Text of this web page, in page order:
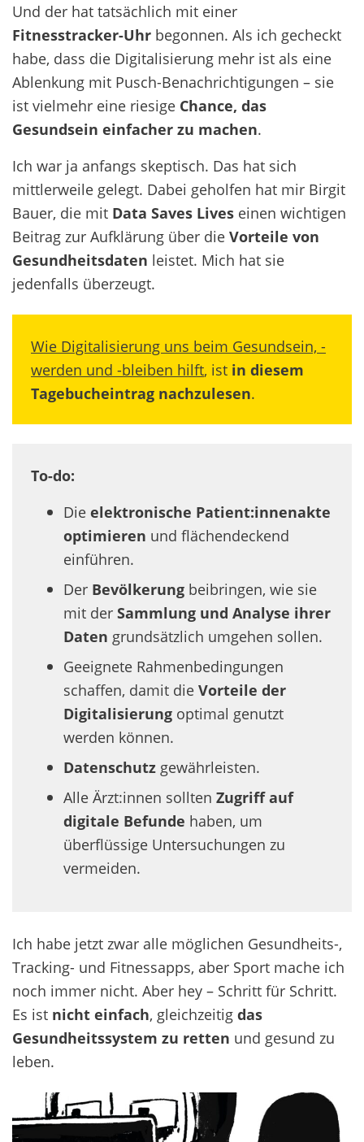
Und der hat tatsächlich mit einer
Fitnesstracker-Uhr begonnen. Als ich gecheckt
habe, dass die Digitalisierung mehr ist als eine
Ablenkung mit Pusch-Benachrichtigungen – sie
ist vielmehr eine riesige Chance, das
Gesundsein einfacher zu machen.
Ich war ja anfangs skeptisch. Das hat sich
mittlerweile gelegt. Dabei geholfen hat mir Birgit
Bauer, die mit Data Saves Lives einen wichtigen
Beitrag zur Aufklärung über die Vorteile von
Gesundheitsdaten leistet. Mich hat sie
jedenfalls überzeugt.
Wie Digitalisierung uns beim Gesundsein, -
werden und -bleiben hilft, ist in diesem
Tagebucheintrag nachzulesen.
To-do:
Die elektronische Patient:innenakte
optimieren und flächendeckend
einführen.
Der Bevölkerung beibringen, wie sie
mit der Sammlung und Analyse ihrer
Daten grundsätzlich umgehen sollen.
Geeignete Rahmenbedingungen
schaffen, damit die Vorteile der
Digitalisierung optimal genutzt
werden können.
Datenschutz gewährleisten.
Alle Ärzt:innen sollten Zugriff auf
digitale Befunde haben, um
überflüssige Untersuchungen zu
vermeiden.
Ich habe jetzt zwar alle möglichen Gesundheits-,
Tracking- und Fitnessapps, aber Sport mache ich
noch immer nicht. Aber hey – Schritt für Schritt.
Es ist nicht einfach, gleichzeitig das
Gesundheitssystem zu retten und gesund zu
leben.